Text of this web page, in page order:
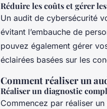
Réduire les coûts et gérer
Un audit de cybersécurité
évitant l’embauche de
pouvez également gérer
éclairées basées sur les
Comment réaliser un
Réaliser un diagnostic
Commencez par réaliser un